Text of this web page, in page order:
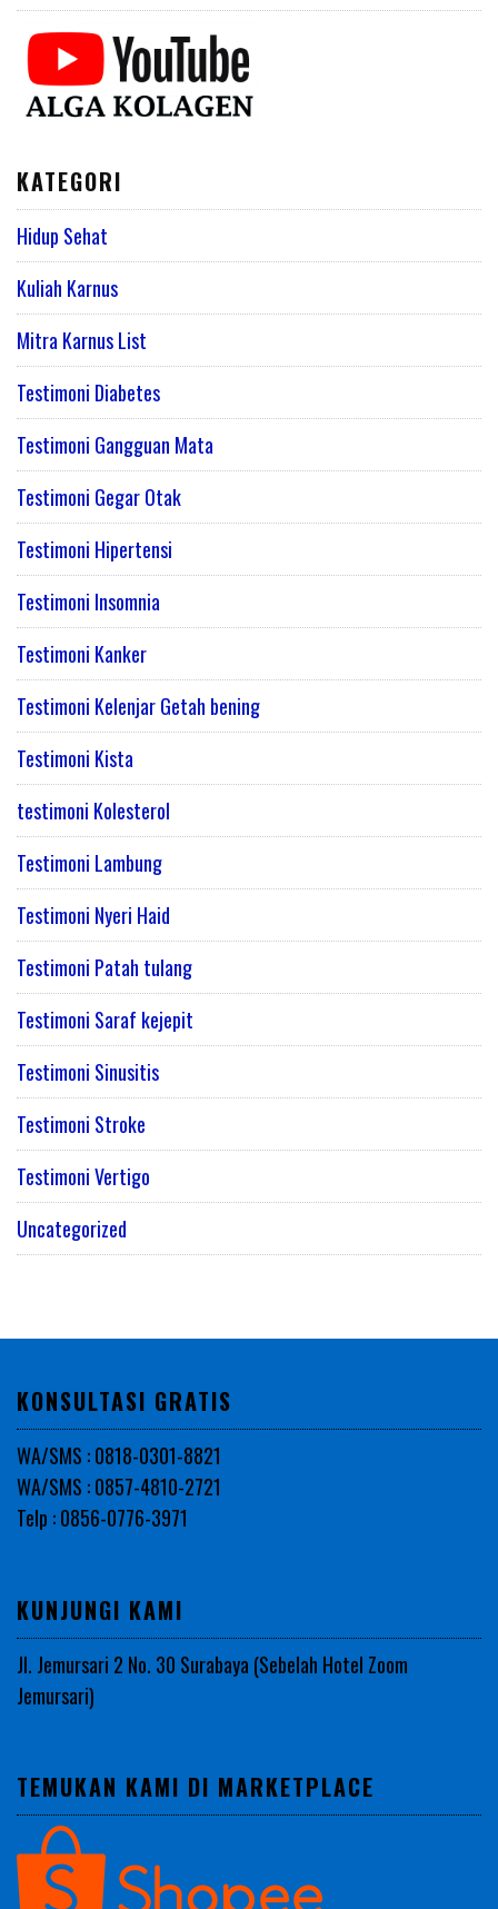
KATEGORI
Hidup Sehat
Kuliah Karnus
Mitra Karnus List
Testimoni Diabetes
Testimoni Gangguan Mata
Testimoni Gegar Otak
Testimoni Hipertensi
Testimoni Insomnia
Testimoni Kanker
Testimoni Kelenjar Getah bening
Testimoni Kista
testimoni Kolesterol
Testimoni Lambung
Testimoni Nyeri Haid
Testimoni Patah tulang
Testimoni Saraf kejepit
Testimoni Sinusitis
Testimoni Stroke
Testimoni Vertigo
Uncategorized
KONSULTASI GRATIS
WA/SMS : 0818-0301-8821
WA/SMS : 0857-4810-2721
Telp : 0856-0776-3971
KUNJUNGI KAMI
Jl. Jemursari 2 No. 30 Surabaya (Sebelah Hotel Zoom
Jemursari)
TEMUKAN KAMI DI MARKETPLACE